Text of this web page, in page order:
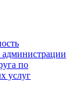
по
услуг